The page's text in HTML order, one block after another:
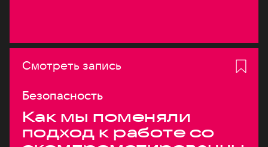
Смотреть запись
Безопасность
Как мы поменяли
подход к работе со